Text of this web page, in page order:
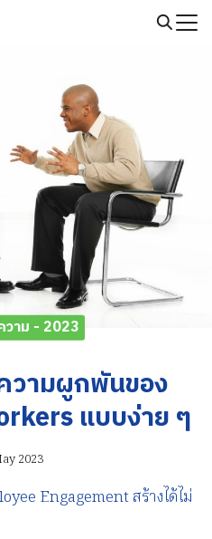
วาม - 2023
วามผูกพันของ
แบบง่าย ๆ
2023
Engagement สร้างได้ไม่